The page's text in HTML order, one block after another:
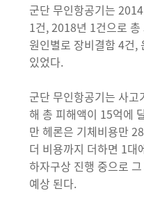
군단 무인항공기는
1건, 2018년 1건으로
원인별로 장비결함 4건,
있었다.
군단 무인항공기는 사고
해 총 피해액이 15억에
만 헤론은 기체비용만
더 비용까지 더하면 1대
하자구상 진행 중으로
예상 된다.